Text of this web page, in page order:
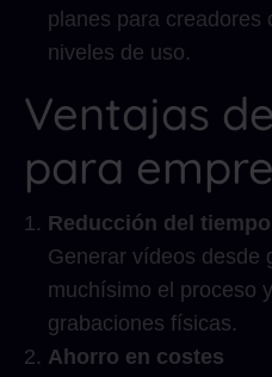
planes para creadores
niveles de uso.
Ventajas
para
Reducción del
Generar vídeos desde
muchísimo el proceso
grabaciones físicas.
Ahorro en costes